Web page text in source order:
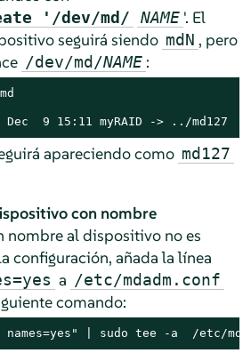
'/dev/md/ NAME '. El
seguirá siendo mdN , pero
/dev/md/NAME :
9 15:11 myRAID -> ../md127
apareciendo como md127
con nombre
nombre al dispositivo no es
configuración, añada la línea
a /etc/mdadm.conf
comando:
names=yes" | sudo tee -a  /etc/